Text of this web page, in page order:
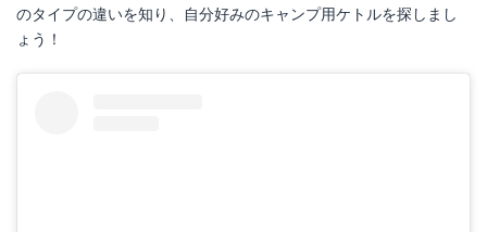
のタイプの違いを知り、自分好みのキャンプ用ケトルを探しまし
ょう！